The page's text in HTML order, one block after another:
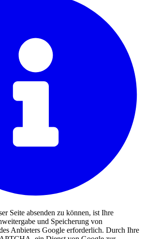
Seite absenden zu können, ist Ihre
und Speicherung von
Anbieters Google erforderlich. Durch Ihre